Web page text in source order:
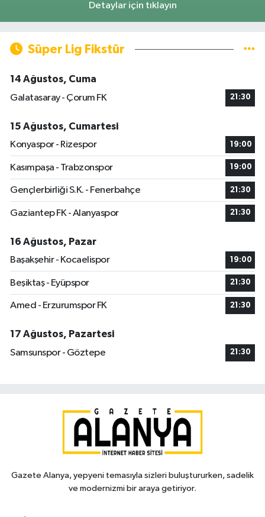
Detaylar için tıklayın
Süper Lig Fikstür
14 Ağustos, Cuma
Galatasaray - Çorum FK
21:30
15 Ağustos, Cumartesi
Konyaspor - Rizespor
19:00
Kasımpaşa - Trabzonspor 19:00
Gençlerbirliği S.K. - Fenerbahçe 21:30
Gaziantep FK - Alanyaspor 21:30
16 Ağustos, Pazar
Başakşehir - Kocaelispor
19:00
Beşiktaş - Eyüpspor 21:30
Amed - Erzurumspor FK 21:30
17 Ağustos, Pazartesi
Samsunspor - Göztepe
21:30
Gazete Alanya, yepyeni temasıyla sizleri buluştururken, sadelik
ve modernizmi bir araya getiriyor.